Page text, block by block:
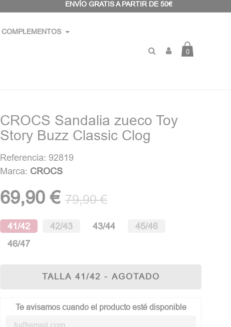
ENVÍO GRATIS A PARTIR DE 50€
COMPLEMENTOS
0
CROCS Sandalia zueco Toy
Story Buzz Classic Clog
Referencia: 92819
Marca: CROCS
69,90 € 79,90 €
41/42 42/43 43/44
45/46
46/47
TALLA 41/42 - AGOTADO
Te avisamos cuando el producto esté disponible